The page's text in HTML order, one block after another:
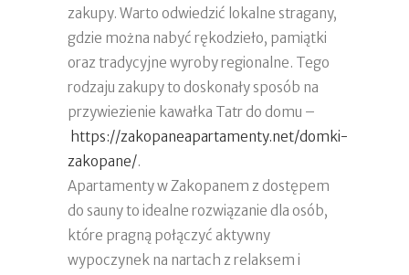
zakupy. Warto odwiedzić lokalne stragany,
gdzie można nabyć rękodzieło, pamiątki
oraz tradycyjne wyroby regionalne. Tego
rodzaju zakupy to doskonały sposób na
przywiezienie kawałka Tatr do domu –
https://zakopaneapartamenty.net/domki-
zakopane/.
Apartamenty w Zakopanem z dostępem
do sauny to idealne rozwiązanie dla osób,
które pragną połączyć aktywny
wypoczynek na nartach z relaksem i